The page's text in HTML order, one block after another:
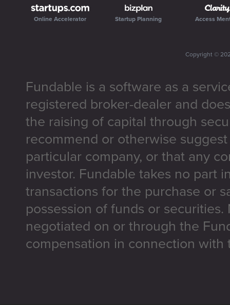
Online Accelerator Startup Planning Access
Copyright ©
Fundable is a software as a
registered broker-dealer and
the raising of capital through
recommend or otherwise
particular company, or that any
investor. Fundable takes no part
transactions for the purchase or
possession of funds or
negotiated on or through the
compensation in connection with